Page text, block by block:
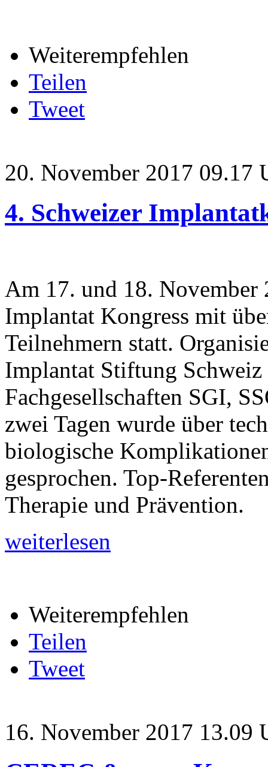
Weiterempfehlen
Teilen
Tweet
20. November 2017 09.17
4. Schweizer
Am 17. und 18.
Implantat Kongress mit
Teilnehmern statt.
Implantat Stiftung
Fachgesellschaften SGI,
zwei Tagen wurde über
biologische
gesprochen. Top-
Therapie und Prävention.
weiterlesen
Weiterempfehlen
Teilen
Tweet
16. November 2017 13.09